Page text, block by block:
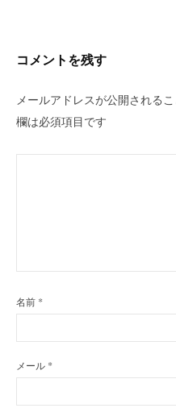
シ
ョ
ン
コメントを残す
メールアドレスが公開されるこ
欄は必須項目です
名前 *
メール *